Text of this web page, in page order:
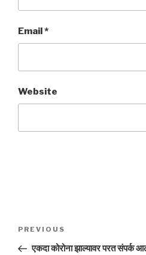
Email*
Website
navigation
Previous
Post
PREVIOUS
एकदा कोरोना झाल्यावर परत संपर्क